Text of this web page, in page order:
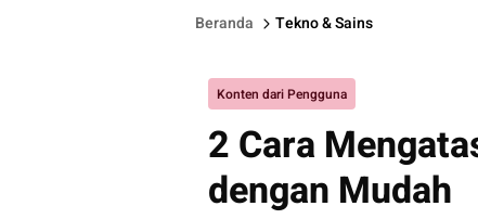
Beranda Tekno & Sains
Konten dari Pengguna
2 Cara
dengan Mudah